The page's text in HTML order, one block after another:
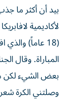
بيد أن أكثر ما
لأكاديمية
(18 عاماً)
المباراة. وقال
بعض الشيء لكن
وصلتني الكرة